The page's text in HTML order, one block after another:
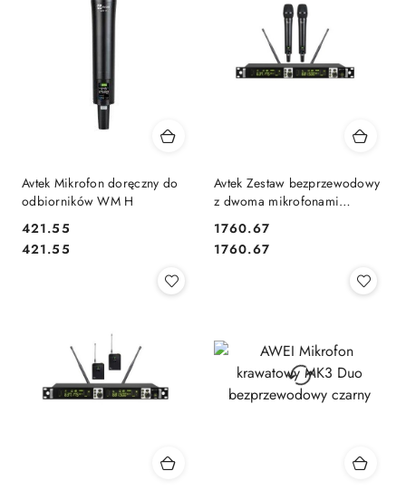
Avtek Mikrofon doręczny do
odbiorników WM H
Cena:
421.55
Cena:
421.55
Avtek Zestaw bezprzewodowy
z dwoma mikrofonami
Cena:
1760.67
Cena:
1760.67